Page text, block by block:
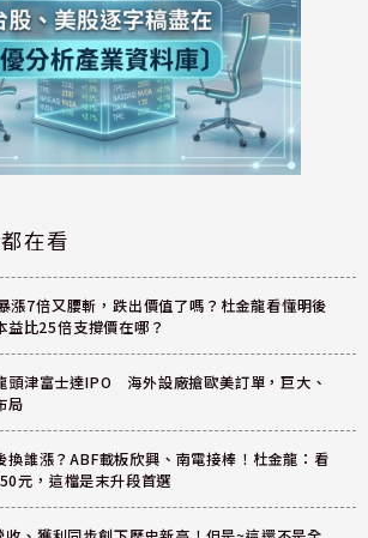
在看
漲7倍又腰斬，跌出價值了嗎？杜金龍看懂明後
益比25倍支撐價在哪？
頭津富士達IPO 海外設廠搶歐美訂單，巨大、
局
換誰漲？ABF載板欣興、南電接棒！杜金龍：看
元，這檔是末升段首選